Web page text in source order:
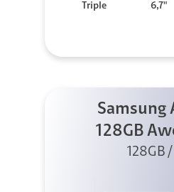
Triple
6,7"
Samsung
128GB
128GB /